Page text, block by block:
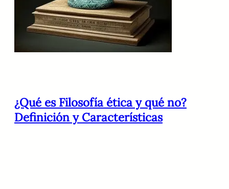
¿Qué es Filosofía ética y qué no?
Definición y Características